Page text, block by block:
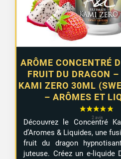
ARÔME CONCENTRÉ
FRUIT DU DRAGON
KAMI ZERO 30ML
– ARÔMES ET
Découvrez le Concentré
d’Aromes & Liquides, une
fruit du dragon
juteuse. Créez un e-liquide